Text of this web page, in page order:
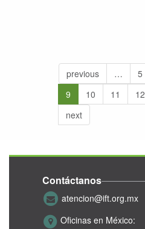
previous … 5
9
10 11 12
next
Contáctanos
atencion@ift.org.mx
Oficinas en México: